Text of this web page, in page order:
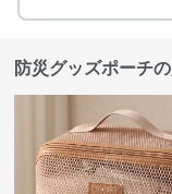
防災グッズポーチ